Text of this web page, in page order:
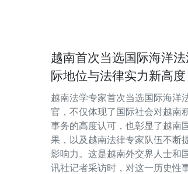
越南首次当选国际海洋
际地位与法律实力新高度
越南法学专家首次当选国际海洋
官，不仅体现了国际社会对越南
事务的高度认可，也彰显了越南
果，以及越南法律专家队伍不断
影响力。这是越南外交界人士和
讯社记者采访时，对这一历史性